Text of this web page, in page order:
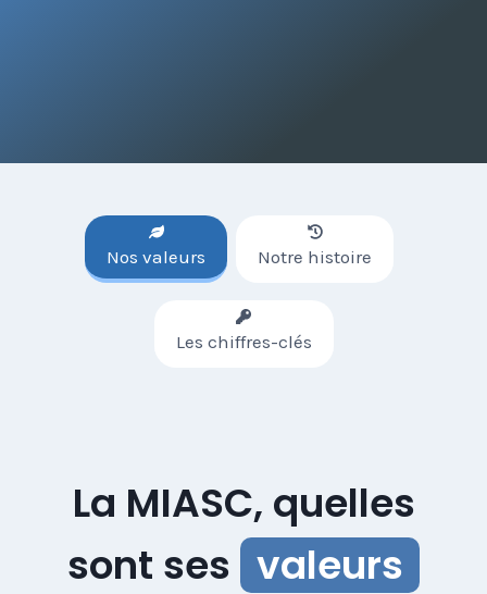
Nos valeurs Notre histoire
Les chiffres-clés
La MIASC, quelles
sont ses valeurs